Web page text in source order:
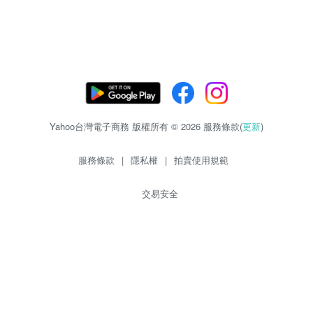
Yahoo台灣電子商務 版權所有 © 2026 服務條款(更新)
服務條款 | 隱私權 | 拍賣使用規範
交易安全